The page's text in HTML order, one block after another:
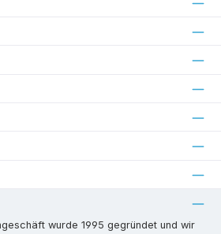
wurde 1995 gegründet und wir